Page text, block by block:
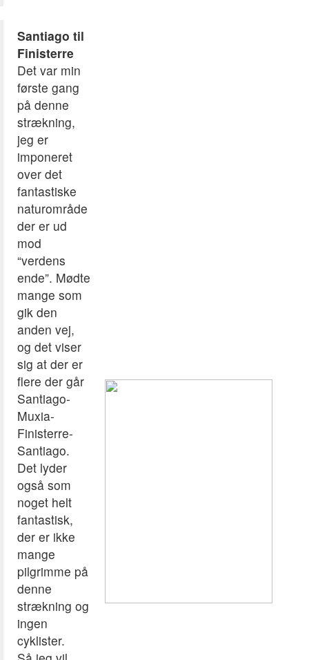
Santiago til
Finisterre
Det var min
første gang
på denne
strækning,
jeg er
imponeret
over det
fantastiske
naturområde
der er ud
mod
“verdens
ende”. Mødte
mange som
gik den
anden vej,
og det viser
sig at der er
flere der går
Santiago-
Muxia-
Finisterre-
Santiago.
Det lyder
også som
noget helt
fantastisk,
der er ikke
mange
pilgrimme på
denne
strækning og
ingen
cyklister.